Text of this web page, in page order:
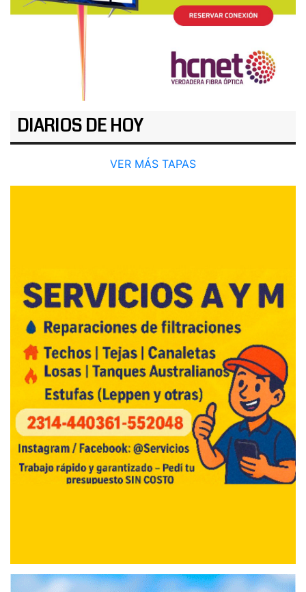
DIARIOS DE HOY
VER MÁS TAPAS